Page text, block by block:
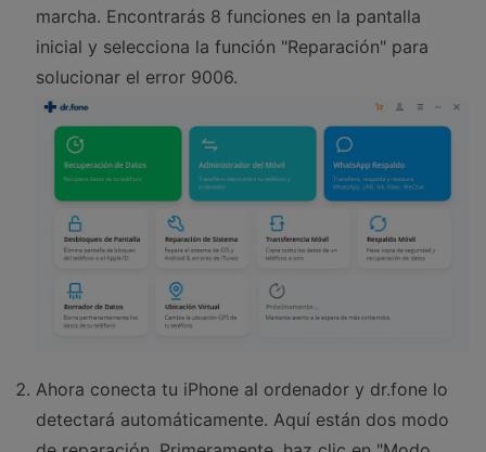
marcha. Encontrarás 8 funciones en la pantalla
inicial y selecciona la función "Reparación" para
solucionar el error 9006.
Ahora conecta tu iPhone al ordenador y dr.fone lo
detectará automáticamente. Aquí están dos modo